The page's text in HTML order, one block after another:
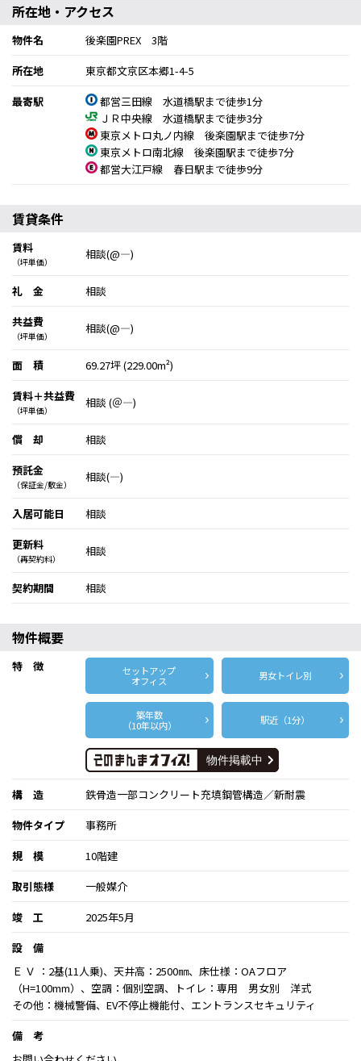
所在地・アクセス
物件名
後楽園PREX 3階
所在地
東京都文京区本郷1-4-5
最寄駅
都営三田線 水道橋駅まで徒歩1分
ＪＲ中央線 水道橋駅まで徒歩3分
東京メトロ丸ノ内線 後楽園駅まで徒歩7分
東京メトロ南北線 後楽園駅まで徒歩7分
都営大江戸線 春日駅まで徒歩9分
賃貸条件
賃料
（坪単価）
相談(@―)
礼 金
相談
共益費
（坪単価）
相談(@―)
面 積
69.27坪 (229.00m²)
賃料＋共益費
（坪単価）
相談 (＠―)
償 却
相談
預託金
（保証金/敷金）
相談(―)
入居可能日
相談
更新料
（再契約料）
相談
契約期間 相談
物件概要
特 徴
セットアップ
オフィス
男女トイレ別
築年数
（10年以内）
駅近（1分）
構 造
鉄骨造一部コンクリート充填鋼管構造／新耐震
物件タイプ
事務所
規 模
10階建
取引態様
一般媒介
竣 工
2025年5月
設 備
Ｅ Ｖ ：2基(11人乗)、天井高：2500㎜、床仕様：OAフロア
（H=100mm）、空調：個別空調、トイレ：専用 男女別 洋式
その他：機械警備、EV不停止機能付、エントランスセキュリティ
備 考